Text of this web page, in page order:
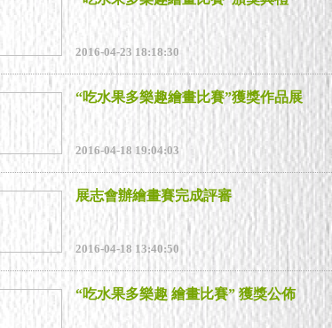
2016-04-23 18:18:30
“吃水果多樂趣繪畫比賽”獲獎作品展
2016-04-18 19:04:03
展志會辦繪畫賽完成評審
2016-04-18 13:40:50
“吃水果多樂趣 繪畫比賽” 獲獎公佈